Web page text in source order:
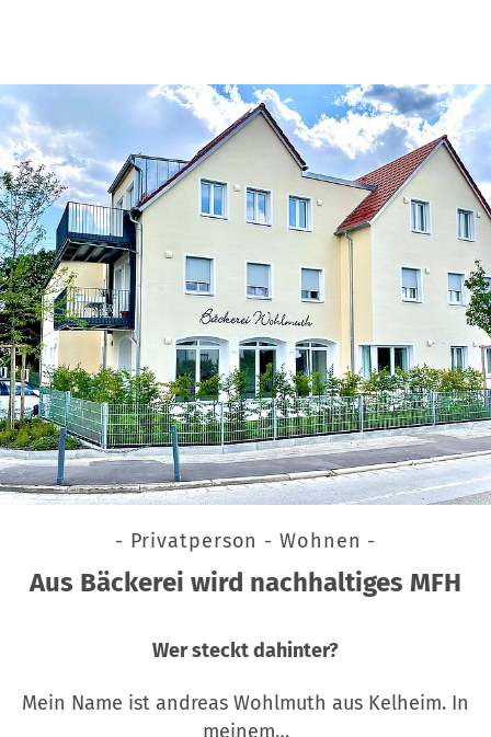
- Privatperson - Wohnen -
Aus Bäckerei wird nachhaltiges MFH
Wer steckt dahinter?
Mein Name ist andreas Wohlmuth aus Kelheim. In
meinem…